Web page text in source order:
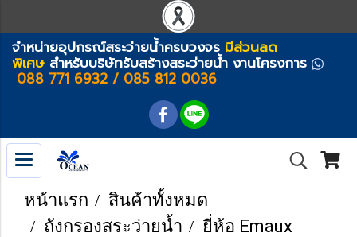
จำหน่ายอุปกรณ์สระว่ายน้ำครบวงจร มีส่วนลด
พิเศษ สำหรับบริษัทรับสร้างสระว่ายน้ำ งานโครงการ
088 771 6932 / 085 812 0036
หน้าแรก
สินค้าทั้งหมด
ถังกรองสระว่ายน้ำ
ยี่ห้อ Emaux